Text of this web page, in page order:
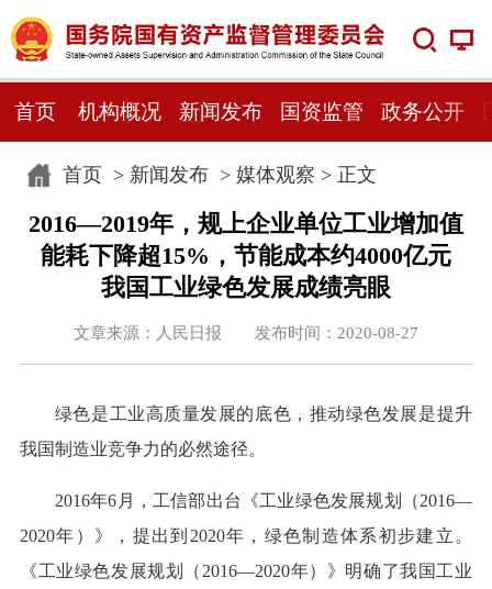
首页 机构概况 新闻发布 国资监管 政务公开
首页> 新闻发布> 媒体观察 > 正文
2016—2019年，规上企业单位工业增加值
能耗下降超15%，节能成本约4000亿元
我国工业绿色发展成绩亮眼
文章来源：人民日报 发布时间：2020-08-27
绿色是工业高质量发展的底色，推动绿色发展是提升
我国制造业竞争力的必然途径。
2016年6月，工信部出台《工业绿色发展规划（2016—
2020年）》，提出到2020年，绿色制造体系初步建立。
《工业绿色发展规划（2016—2020年）》明确了我国工业